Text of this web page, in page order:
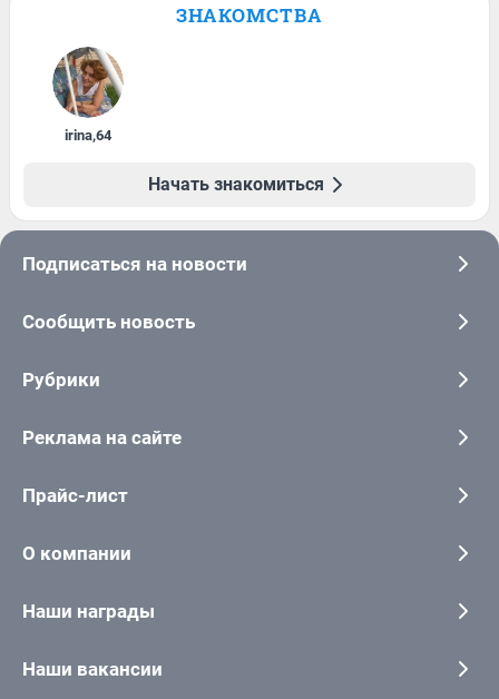
ЗНАКОМСТВА
irina,64
Начать знакомиться
Подписаться на новости
Сообщить новость
Рубрики
Реклама на сайте
Прайс-лист
О компании
Наши награды
Наши вакансии